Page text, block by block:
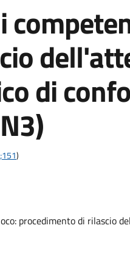
di
)
procedimento di rilascio